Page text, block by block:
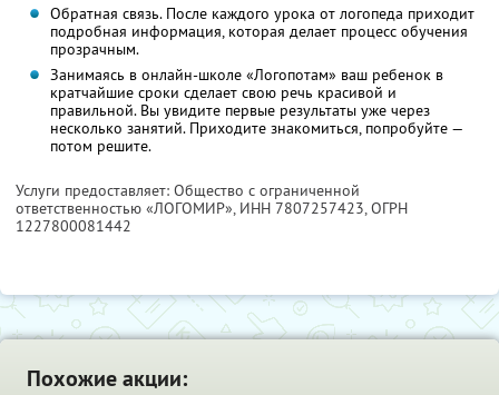
Обратная связь. После каждого урока от логопеда приходит
подробная информация, которая делает процесс обучения
прозрачным.
Занимаясь в онлайн-школе «Логопотам» ваш ребенок в
кратчайшие сроки сделает свою речь красивой и
правильной. Вы увидите первые результаты уже через
несколько занятий. Приходите знакомиться, попробуйте —
потом решите.
Услуги предоставляет: Общество с ограниченной
ответственностью «ЛОГОМИР», ИНН 7807257423, ОГРН
1227800081442
Похожие акции: